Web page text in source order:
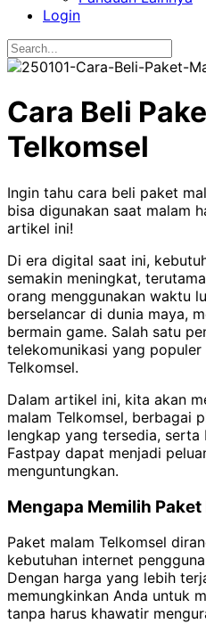
Login
Cara Beli
Telkomsel
Ingin tahu cara beli paket
bisa digunakan saat malam
artikel ini!
Di era digital saat ini,
semakin meningkat,
orang menggunakan waktu
berselancar di dunia maya,
bermain game. Salah satu
telekomunikasi yang
Telkomsel.
Dalam artikel ini, kita akan
malam Telkomsel, berbagai
lengkap yang tersedia, serta
Fastpay dapat menjadi
menguntungkan.
Mengapa Memilih
Paket malam Telkomsel
kebutuhan internet
Dengan harga yang lebih
memungkinkan Anda untuk
tanpa harus khawatir